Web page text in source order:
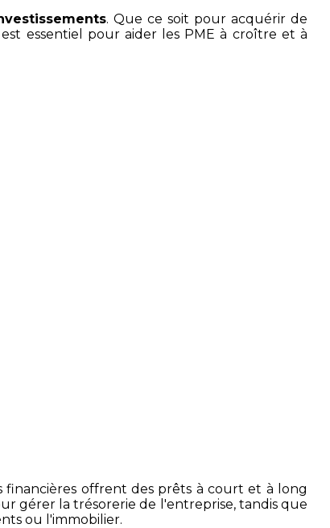
. Que ce soit pour acquérir de
essentiel pour aider les PME à croître et à
offrent des prêts à court et à long
gérer la trésorerie de l'entreprise, tandis que
ou l'immobilier.